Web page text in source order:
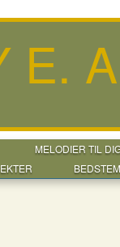
E.
MELODIER TIL